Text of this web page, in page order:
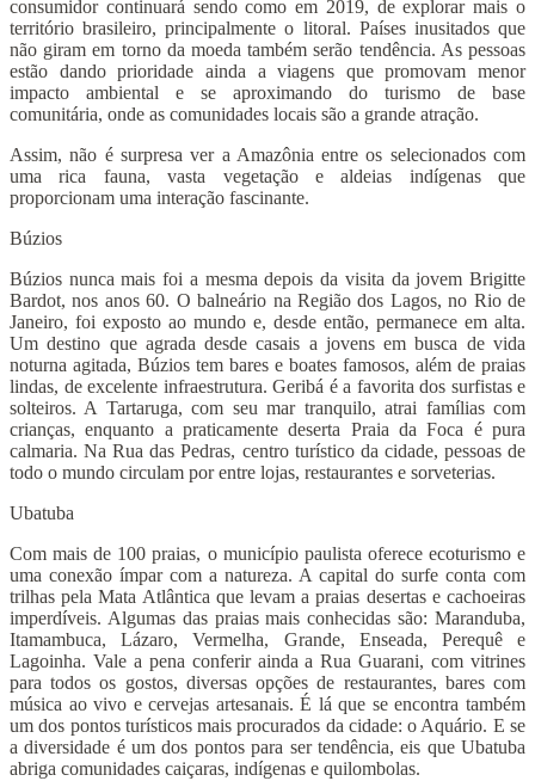
consumidor continuará sendo como em 2019, de explorar mais o
território brasileiro, principalmente o litoral. Países inusitados que
não giram em torno da moeda também serão tendência. As pessoas
estão dando prioridade ainda a viagens que promovam menor
impacto ambiental e se aproximando do turismo de base
comunitária, onde as comunidades locais são a grande atração.
Assim, não é surpresa ver a Amazônia entre os selecionados com
uma rica fauna, vasta vegetação e aldeias indígenas que
proporcionam uma interação fascinante.
Búzios
Búzios nunca mais foi a mesma depois da visita da jovem Brigitte
Bardot, nos anos 60. O balneário na Região dos Lagos, no Rio de
Janeiro, foi exposto ao mundo e, desde então, permanece em alta.
Um destino que agrada desde casais a jovens em busca de vida
noturna agitada, Búzios tem bares e boates famosos, além de praias
lindas, de excelente infraestrutura. Geribá é a favorita dos surfistas e
solteiros. A Tartaruga, com seu mar tranquilo, atrai famílias com
crianças, enquanto a praticamente deserta Praia da Foca é pura
calmaria. Na Rua das Pedras, centro turístico da cidade, pessoas de
todo o mundo circulam por entre lojas, restaurantes e sorveterias.
Ubatuba
Com mais de 100 praias, o município paulista oferece ecoturismo e
uma conexão ímpar com a natureza. A capital do surfe conta com
trilhas pela Mata Atlântica que levam a praias desertas e cachoeiras
imperdíveis. Algumas das praias mais conhecidas são: Maranduba,
Itamambuca, Lázaro, Vermelha, Grande, Enseada, Perequê e
Lagoinha. Vale a pena conferir ainda a Rua Guarani, com vitrines
para todos os gostos, diversas opções de restaurantes, bares com
música ao vivo e cervejas artesanais. É lá que se encontra também
um dos pontos turísticos mais procurados da cidade: o Aquário. E se
a diversidade é um dos pontos para ser tendência, eis que Ubatuba
abriga comunidades caiçaras, indígenas e quilombolas.